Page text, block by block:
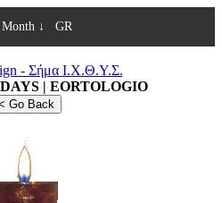
↓ GR
| EORTOLOGIO
Go Back